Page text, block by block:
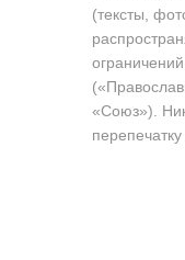
(тексты,
«Союз»).